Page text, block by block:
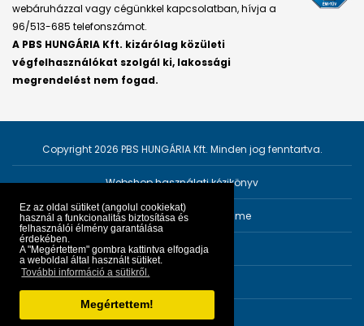
Ez az oldal sütiket (angolul cookiekat)
használ a funkcionalitás biztosítása és
felhasználói élmény garantálása
érdekében.
A "Megértettem" gombra kattintva elfogadja
a weboldal által használt sütiket.
További információ a sütikről.
Megértettem!
webáruházzal vagy cégünkkel kapcsolatban, hívja a
96/513-685 telefonszámot.
A PBS HUNGÁRIA Kft. kizárólag közületi
végfelhasználókat szolgál ki, lakossági
megrendelést nem fogad.
Copyright 2026 PBS HUNGÁRIA Kft. Minden jog fenntartva.
Webshop használati kézikönyv
Személyes adatok védelme
Impresszum
Fejlesztő:PRGroup